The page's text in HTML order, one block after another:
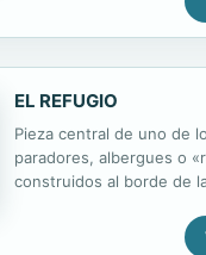
enredo contados con
y de forma satírica, tanto
la familia como a la idea
autor nacido en El Puerto
María (Cádiz) en 1879 y
Paracuellos de Jarama
1936. Se lo consideró en
más afilada y capacidad
EL REFUGIO
Pieza central de uno de
paradores, albergues o
construidos al borde de
de Turismo. En el foro,